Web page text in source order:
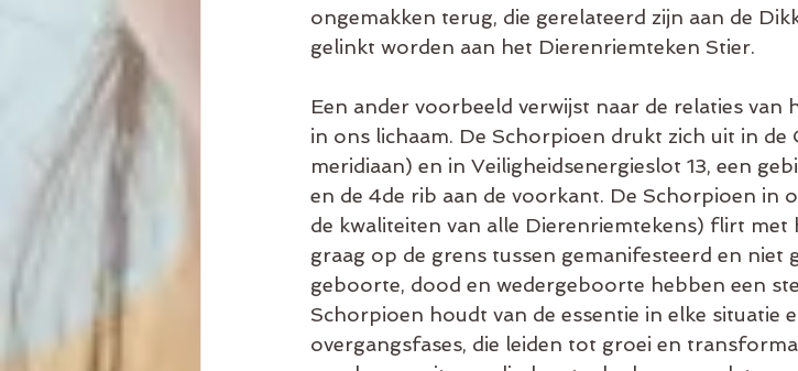
ongemakken terug, die gerelateerd zijn aan de
gelinkt worden aan het Dierenriemteken Stier.
Een ander voorbeeld verwijst naar de relaties
in ons lichaam. De Schorpioen drukt zich uit in
meridiaan) en in Veiligheidsenergieslot 13, een
en de 4de rib aan de voorkant. De Schorpioen in
de kwaliteiten van alle Dierenriemtekens) flirt
graag op de grens tussen gemanifesteerd en niet
geboorte, dood en wedergeboorte hebben een
Schorpioen houdt van de essentie in elke situatie
overgangsfases, die leiden tot groei en